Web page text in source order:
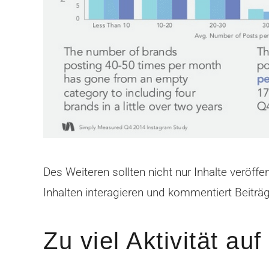
Des Weiteren sollten nicht nur Inhalte
Inhalten interagieren und kommentiert
Zu viel Aktivität auf